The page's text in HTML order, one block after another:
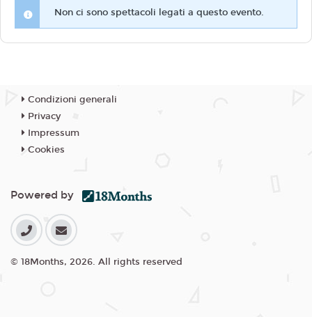
Non ci sono spettacoli legati a questo evento.
Condizioni generali
Privacy
Impressum
Cookies
Powered by
© 18Months, 2026. All rights reserved